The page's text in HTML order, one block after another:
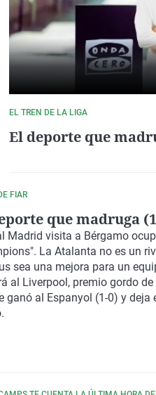
EL TREN DE LA LIGA
El deporte que
FIAR
que madruga
Madrid visita a Bérgamo
La Atalanta no es un
sea una mejora para un
al Liverpool, premio gordo
ganó al Espanyol (1-0) y